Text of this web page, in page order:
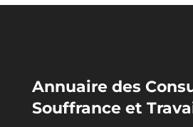
Annuaire des
Souffrance et